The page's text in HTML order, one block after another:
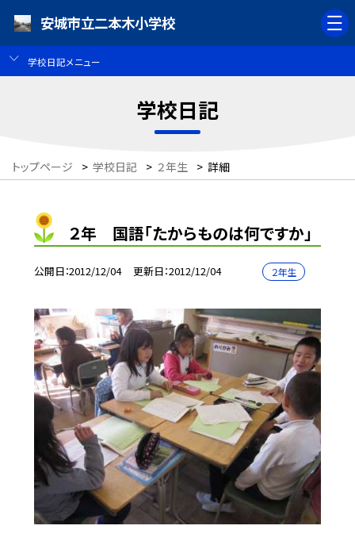
安城市立二本木小学校
学校日記メニュー
学校日記
トップページ > 学校日記 > ２年生 > 詳細
２年 国語「たからものは何ですか」
公開日 2012/12/04 更新日 2012/12/04 ２年生